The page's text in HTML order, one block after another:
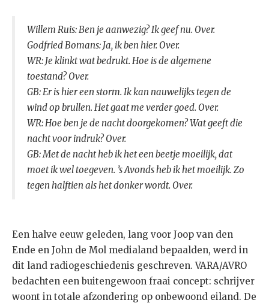
Willem Ruis: Ben je aanwezig? Ik geef nu. Over.
Godfried Bomans: Ja, ik ben hier. Over.
WR: Je klinkt wat bedrukt. Hoe is de algemene
toestand? Over.
GB: Er is hier een storm. Ik kan nauwelijks tegen de
wind op brullen. Het gaat me verder goed. Over.
WR: Hoe ben je de nacht doorgekomen? Wat geeft die
nacht voor indruk? Over.
GB: Met de nacht heb ik het een beetje moeilijk, dat
moet ik wel toegeven. ’s Avonds heb ik het moeilijk. Zo
tegen halftien als het donker wordt. Over.
Een halve eeuw geleden, lang voor Joop van den
Ende en John de Mol medialand bepaalden, werd in
dit land radiogeschiedenis geschreven. VARA/AVRO
bedachten een buitengewoon fraai concept: schrijver
woont in totale afzondering op onbewoond eiland. De